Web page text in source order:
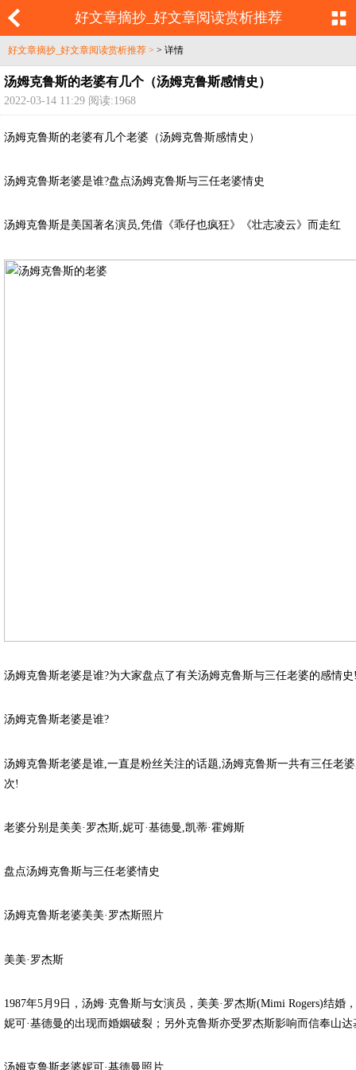
好文章摘抄_好文章阅读赏析推荐
好文章摘抄_好文章阅读赏析推荐 > > 详情
汤姆克鲁斯的老婆有几个（汤姆克鲁斯感情史）
2022-03-14 11:29 阅读:1968
汤姆克鲁斯的老婆有几个老婆（汤姆克鲁斯感情史）
汤姆克鲁斯老婆是谁?盘点汤姆克鲁斯与三任老婆情史
汤姆克鲁斯是美国著名演员,凭借《乖仔也疯狂》《壮志凌云》而走红
汤姆克鲁斯老婆是谁?为大家盘点了有关汤姆克鲁斯与三任老婆的感情
汤姆克鲁斯老婆是谁?
汤姆克鲁斯老婆是谁,一直是粉丝关注的话题,汤姆克鲁斯一共有三任老
次!
老婆分别是美美·罗杰斯,妮可·基德曼,凯蒂·霍姆斯
盘点汤姆克鲁斯与三任老婆情史
汤姆克鲁斯老婆美美·罗杰斯照片
美美·罗杰斯
1987年5月9日，汤姆·克鲁斯与女演员，美美·罗杰斯(Mimi Rogers)结婚
妮可·基德曼的出现而婚姻破裂；另外克鲁斯亦受罗杰斯影响而信奉山达
汤姆克鲁斯老婆妮可·基德曼照片